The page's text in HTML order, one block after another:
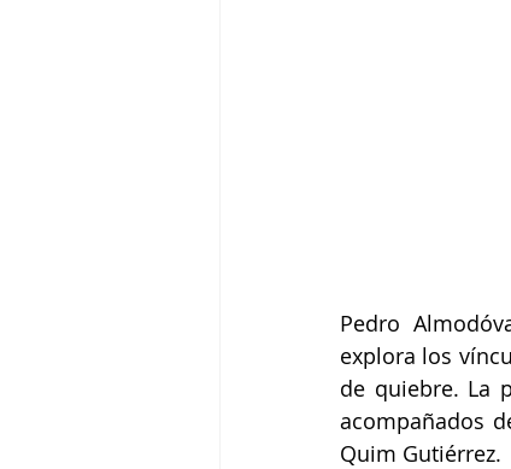
Pedro
explora los
de quiebre. La
acompañados
Quim Gutiérrez.